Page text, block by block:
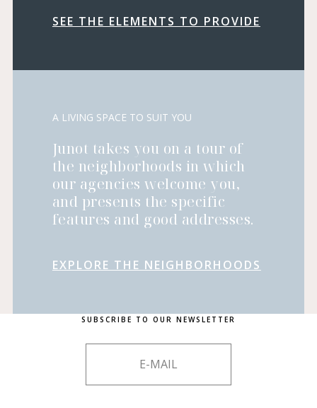
SEE THE ELEMENTS TO PROVIDE
A LIVING SPACE TO SUIT YOU
Junot takes you on a tour of
the neighborhoods in which
our agencies welcome you,
and presents the specific
features and good addresses.
EXPLORE THE NEIGHBORHOODS
SUBSCRIBE TO OUR NEWSLETTER